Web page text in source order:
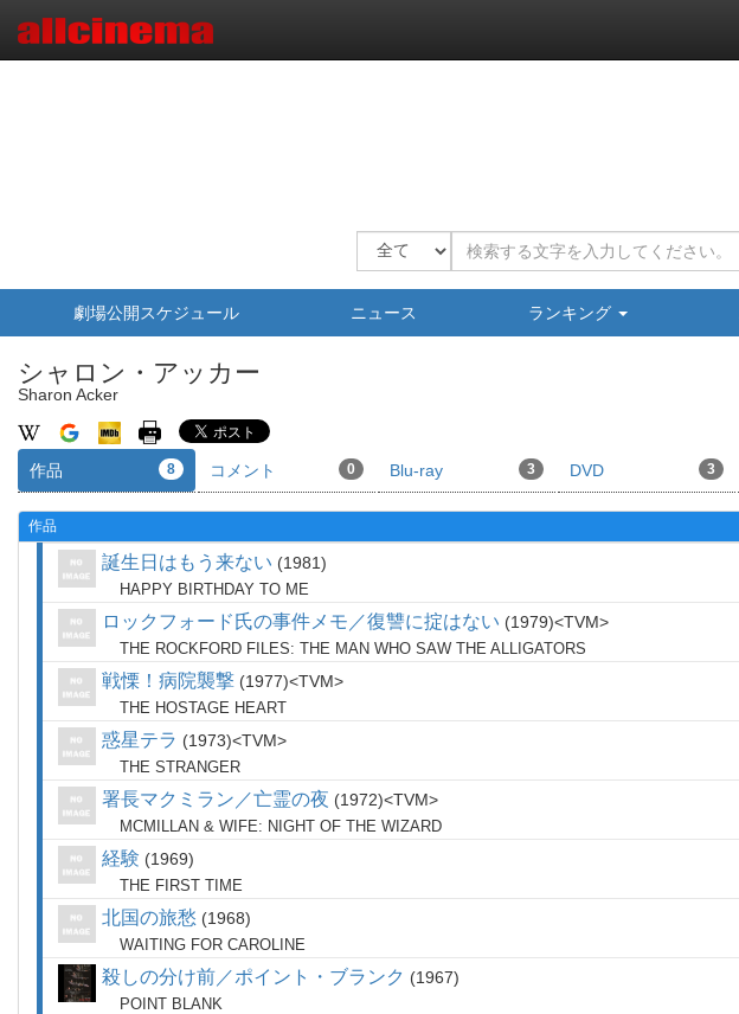
劇場公開スケジュール ニュース ランキング
シャロン・アッカー
Sharon Acker
作品 8 コメント 0 Blu-ray 3 DVD 3
作品
誕生日はもう来ない 1981
HAPPY BIRTHDAY TO ME
ロックフォード氏の事件メモ／復讐に掟はない 1979 TVM
THE ROCKFORD FILES: THE MAN WHO SAW THE ALLIGATORS
戦慄！病院襲撃 1977 TVM
THE HOSTAGE HEART
惑星テラ 1973 TVM
THE STRANGER
署長マクミラン／亡霊の夜 1972 TVM
MCMILLAN & WIFE: NIGHT OF THE WIZARD
経験 1969
THE FIRST TIME
北国の旅愁 1968
WAITING FOR CAROLINE
殺しの分け前／ポイント・ブランク 1967
POINT BLANK